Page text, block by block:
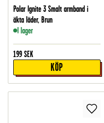
Polar Ignite 3 Smalt armband i
äkta läder, Brun
I lager
199 SEK
KÖP